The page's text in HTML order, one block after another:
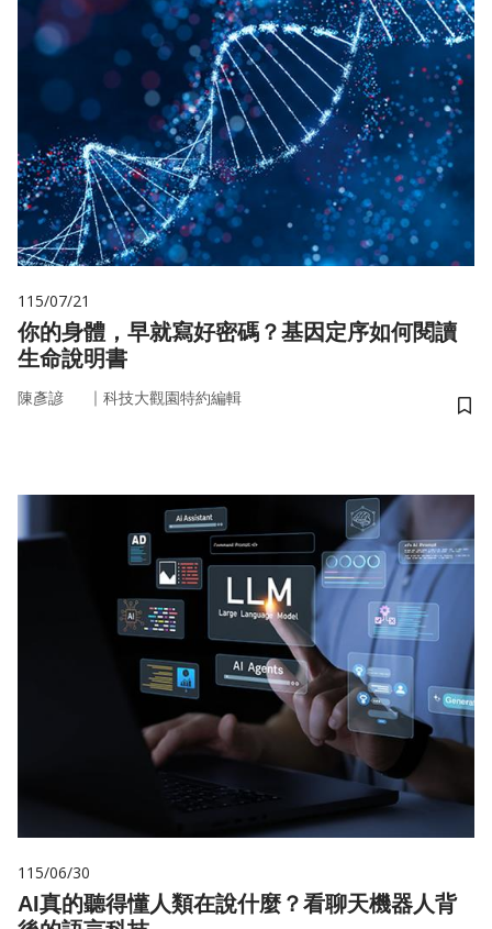
115/07/21
你的身體，早就寫好密碼？基因定序如何閱讀
生命說明書
陳彥諺 ｜ 科技大觀園特約編輯
儲
115/06/30
AI真的聽得懂人類在說什麼？看聊天機器人背